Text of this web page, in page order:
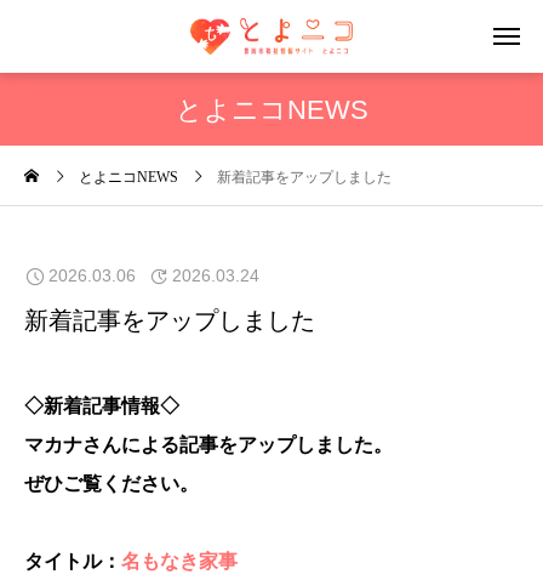
とよニコNEWS
とよニコNEWS 新着記事をアップしました
2026.03.06 2026.03.24
新着記事をアップしました
◇新着記事情報◇
マカナさんによる記事をアップしました。
ぜひご覧ください。
タイトル： 名もなき家事